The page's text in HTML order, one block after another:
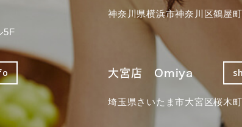
5F
神奈川県横浜市神奈川区鶴屋
大宮店 Omiya
埼玉県さいたま市大宮区桜木